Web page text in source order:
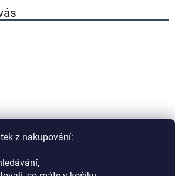
z nakupování:
údajů